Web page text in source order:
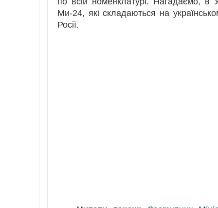
Ми-24, які складаються на
Росії.